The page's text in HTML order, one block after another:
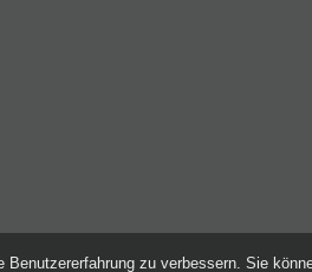
Benutzererfahrung zu verbessern. Sie